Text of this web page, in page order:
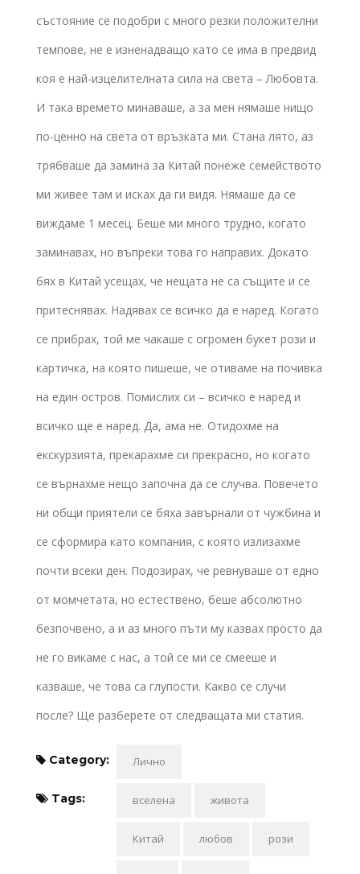
състояние се подобри с много резки положителни
темпове, не е изненадващо като се има в предвид
коя е най-изцелителната сила на света – Любовта.
И така времето минаваше, а за мен нямаше нищо
по-ценно на света от връзката ми. Стана лято, аз
трябваше да замина за Китай понеже семейството
ми живее там и исках да ги видя. Нямаше да се
виждаме 1 месец. Беше ми много трудно, когато
заминавах, но въпреки това го направих. Докато
бях в Китай усещах, че нещата не са същите и се
притеснявах. Надявах се всичко да е наред. Когато
се прибрах, той ме чакаше с огромен букет рози и
картичка, на която пишеше, че отиваме на почивка
на един остров. Помислих си – всичко е наред и
всичко ще е наред. Да, ама не. Отидохме на
екскурзията, прекарахме си прекрасно, но когато
се върнахме нещо започна да се случва. Повечето
ни общи приятели се бяха завърнали от чужбина и
се сформира като компания, с която излизахме
почти всеки ден. Подозирах, че ревнуваше от едно
от момчетата, но естествено, беше абсолютно
безпочвено, а и аз много пъти му казвах просто да
не го викаме с нас, а той се ми се смееше и
казваше, че това са глупости. Какво се случи
после? Ще разберете от следващата ми статия.
Category: Лично
Tags: вселена живота
Китай любов рози